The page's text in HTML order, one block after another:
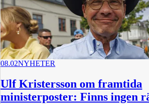
08.02NYHETER
Ulf Kristersson om framtida
ministerposter: Finns ingen